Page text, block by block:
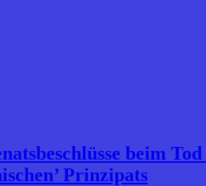
beim
Prinzipats